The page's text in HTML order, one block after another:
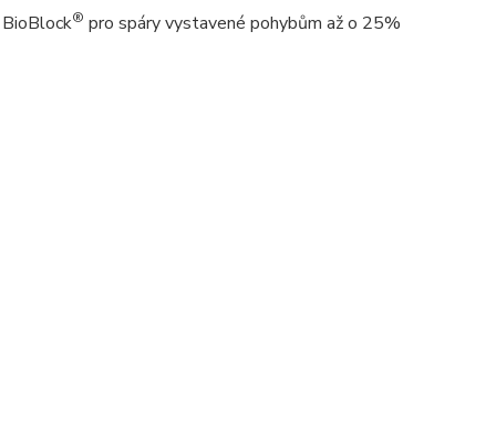
® pro spáry vystavené pohybům až o 25%